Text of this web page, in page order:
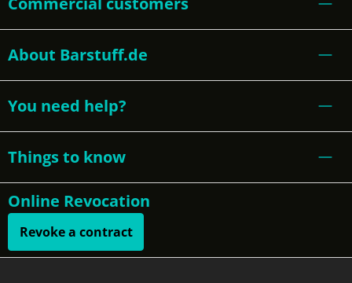
About Barstuff.de
You need help?
Things to know
Online Revocation
Revoke a contract